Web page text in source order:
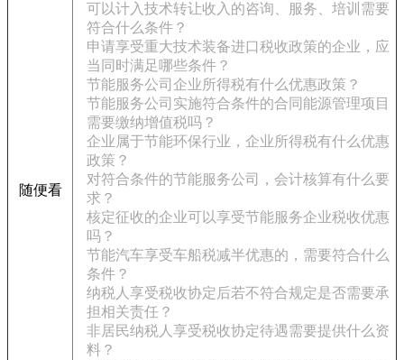
随便看
可以计入技术转让收入的咨询、服务、培训需要
符合什么条件？
申请享受重大技术装备进口税收政策的企业，应
当同时满足哪些条件？
节能服务公司企业所得税有什么优惠政策？
节能服务公司实施符合条件的合同能源管理项目
需要缴纳增值税吗？
企业属于节能环保行业，企业所得税有什么优惠
政策？
对符合条件的节能服务公司，会计核算有什么要
求？
核定征收的企业可以享受节能服务企业税收优惠
吗？
节能汽车享受车船税减半优惠的，需要符合什么
条件？
纳税人享受税收协定后若不符合规定是否需要承
担相关责任？
非居民纳税人享受税收协定待遇需要提供什么资
料？